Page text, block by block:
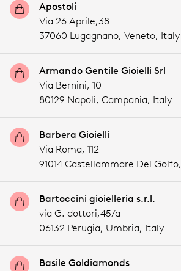
Apostoli
Via 26 Aprile,38
37060 Lugagnano, Veneto, Italy
Armando Gentile Gioielli Srl
Via Bernini, 10
80129 Napoli, Campania, Italy
Barbera Gioielli
Via Roma, 112
91014 Castellammare Del Golfo,
Bartoccini gioielleria s.r.l.
via G. dottori,45/a
06132 Perugia, Umbria, Italy
Basile Goldiamonds